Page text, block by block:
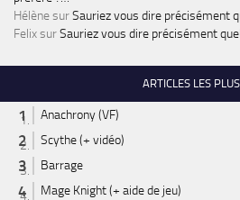
HélènesurSauriez vous dire précisément
FelixsurSauriez vous dire précisément
ARTICLES LES
Anachrony (VF)
Scythe (+ vidéo)
Barrage
Mage Knight (+ aide de jeu)